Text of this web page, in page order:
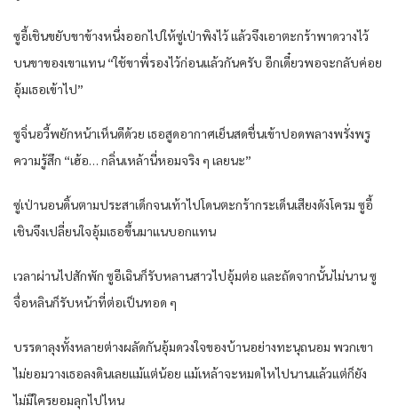
ซูอี้เชินขยับขาข้างหนึ่งออกไปให้ซู่เป่าพิงไว้ แล้วจึงเอาตะกร้าพาดวางไว้
บนขาของเขาแทน “ใช้ขาพี่รองไว้ก่อนแล้วกันครับ อีกเดี๋ยวพอจะกลับค่อย
อุ้มเธอเข้าไป”
ซูจิ่นอวี้พยักหน้าเห็นดีด้วย เธอสูดอากาศเย็นสดชื่นเข้าปอดพลางพรั่งพรู
ความรู้สึก “เฮ้อ… กลิ่นเหล้านี่หอมจริง ๆ เลยนะ”
ซู่เป่านอนดิ้นตามประสาเด็กจนเท้าไปโดนตะกร้ากระเด็นเสียงดังโครม ซูอี้
เชินจึงเปลี่ยนใจอุ้มเธอขึ้นมาแนบอกแทน
เวลาผ่านไปสักพัก ซูอีเฉินก็รับหลานสาวไปอุ้มต่อ และถัดจากนั้นไม่นาน ซู
จื่อหลินก็รับหน้าที่ต่อเป็นทอด ๆ
บรรดาลุงทั้งหลายต่างผลัดกันอุ้มดวงใจของบ้านอย่างทะนุถนอม พวกเขา
ไม่ยอมวางเธอลงดินเลยแม้แต่น้อย แม้เหล้าจะหมดไหไปนานแล้วแต่ก็ยัง
ไม่มีใครยอมลุกไปไหน